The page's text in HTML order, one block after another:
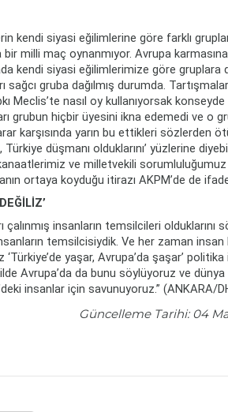
kendi siyasi eğilimlerine göre farklı gruplara
milli maç oynanmıyor. Avrupa
kendi siyasi eğilimlerimize göre gruplara
gruba dağılmış durumda.
Meclis’te nasıl oy kullanıyorsak
grubun hiçbir üyesini ikna edemedi ve o
karşısında yarın bu ettikleri sözlerden
düşmanı olduklarını’ yüzlerine
ve milletvekili
ortaya koyduğu itirazı AKPM’de de
insanların temsilcileri olduklarını
temsilcisiydik. Ve her zaman insan
yaşar, Avrupa’da şaşar’
Avrupa’da da bunu söylüyoruz ve dünya
insanlar için savunuyoruz.” (ANKARA/
Güncelleme Tarihi: 04